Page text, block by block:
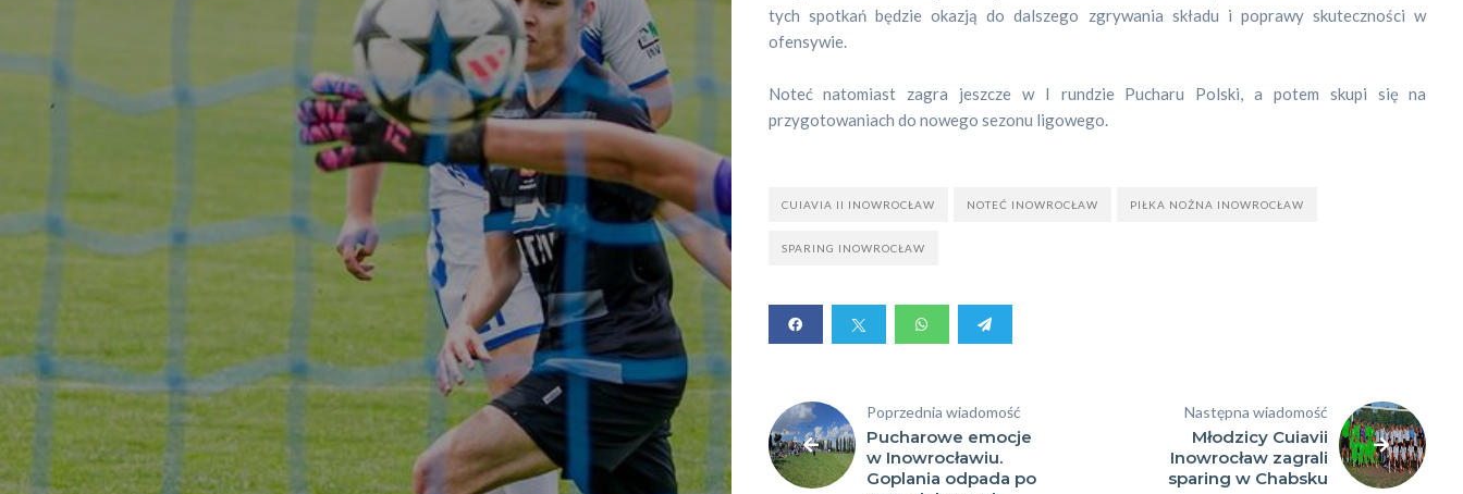
Sportowa
pogadanka
Sportowe
wydarzenia
Dyscypliny
sportowe
Szukaj
tych spotkań będzie okazją do dalszego zgrywania składu i poprawy skuteczności w
ofensywie.
Noteć natomiast zagra jeszcze w I rundzie Pucharu Polski, a potem skupi się na
przygotowaniach do nowego sezonu ligowego.
CUIAVIA II INOWROCŁAW NOTEĆ INOWROCŁAW PIŁKA NOŻNA INOWROCŁAW
SPARING INOWROCŁAW
Poprzednia wiadomość
Pucharowe emocje
w Inowrocławiu.
Goplania odpada po
Następna wiadomość
Młodzicy Cuiavii
Inowrocław zagrali
sparing w Chabsku